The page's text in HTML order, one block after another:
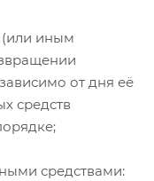
(или иным
от дня её
средств
средствами: